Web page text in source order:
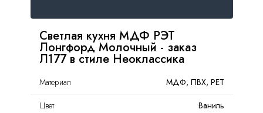
Светлая кухня МДФ РЭТ
Лонгфорд Молочный - заказ
Л177 в стиле Неоклассика
Материал
МДФ, ПВХ, PET
Цвет
Ваниль